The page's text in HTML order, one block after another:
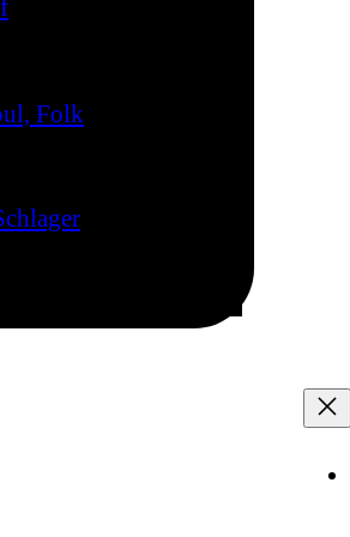
Folk